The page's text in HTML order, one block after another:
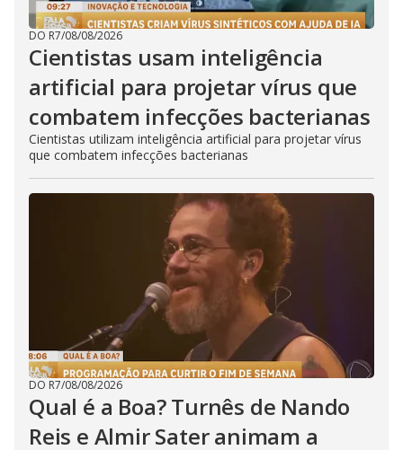
DO R7/08/08/2026
Cientistas usam inteligência
artificial para projetar vírus que
combatem infecções bacterianas
Cientistas utilizam inteligência artificial para projetar vírus
que combatem infecções bacterianas
DO R7/08/08/2026
Qual é a Boa? Turnês de Nando
Reis e Almir Sater animam a